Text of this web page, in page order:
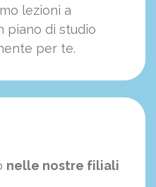
lezioni a
piano di studio
per te.
nelle nostre filiali